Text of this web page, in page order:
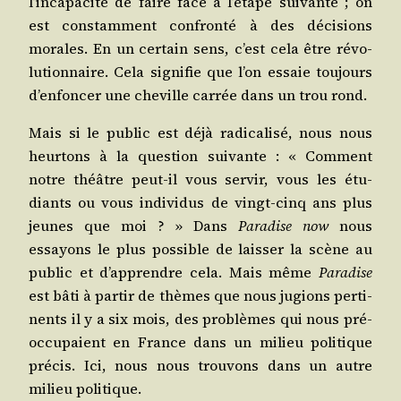
est constam­ment confron­té à des déci­sions
morales. En un cer­tain sens, c’est cela être révo­
lu­tion­naire. Cela signi­fie que l’on essaie tou­jours
d’enfoncer une che­ville car­rée dans un trou rond.
Mais si le public est déjà radi­ca­li­sé, nous nous
heur­tons à la ques­tion sui­vante : « Com­ment
notre théâtre peut‑il vous ser­vir, vous les étu­
diants ou vous indi­vi­dus de vingt‑cinq ans plus
jeunes que moi ? » Dans Para­dise nownous
essayons le plus pos­sible de lais­ser la scène au
public et d’apprendre cela. Mais même Para­dise
est bâti à par­tir de thèmes que nous jugions per­ti­
nents il y a six mois, des pro­blèmes qui nous pré­
oc­cu­paient en France dans un milieu poli­tique
pré­cis. Ici, nous nous trou­vons dans un autre
milieu politique.